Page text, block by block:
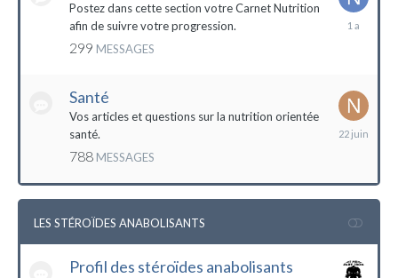
Postez dans cette section votre Carnet Nutrition
afin de suivre votre progression.
299 MESSAGES
13
Santé
Vos articles et questions sur la nutrition orientée
santé.
788 MESSAGES
22
LES STÉROÏDES ANABOLISANTS
Profil des stéroïdes anabolisants